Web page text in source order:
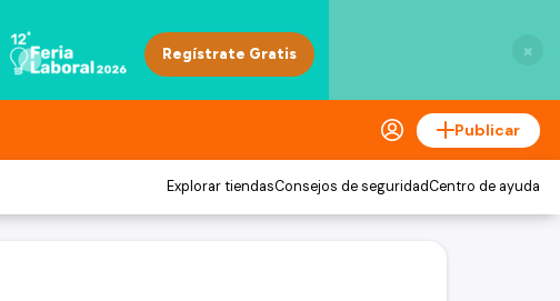
×
Publicar
Explorar tiendasConsejos de seguridadCentro de ayuda